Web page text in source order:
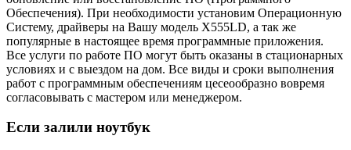
Обеспечения). При необходимости установим Операционную
Систему, драйверы на Вашу модель X555LD, а так же
популярные в настоящее время программные приложения.
Все услуги по работе ПО могут быть оказаны в стационарных
условиях и с выездом на дом. Все виды и сроки выполнения
работ с программным обеспечениям цесеообразно вовремя
согласовывать с мастером или менеджером.
Если залили ноутбук